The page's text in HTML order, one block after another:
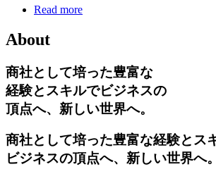
Read more
About
商社として培った豊富な
経験とスキルでビジネスの
頂点へ、新しい世界へ。
商社として培った豊富な経験とス
ビジネスの頂点へ、新しい世界へ。